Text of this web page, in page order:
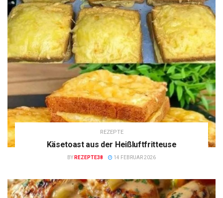
REZEPTE
Käsetoast aus der Heißluftfritteuse
BY REZEPTE38 14 FEBRUAR 2026